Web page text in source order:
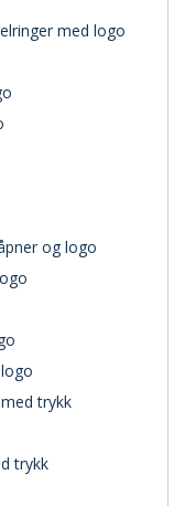
med logo
og logo
trykk
trykk